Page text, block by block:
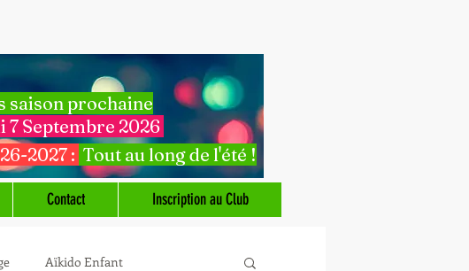
saison prochaine
7 Septembre 2026
2027 : Tout au long de l'été !
Contact Inscription au Club
Aïkido Enfant